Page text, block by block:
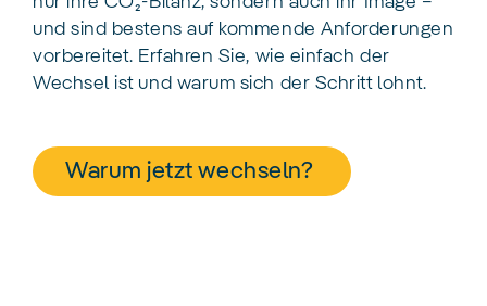
und sind bestens auf kommende Anforderungen
vorbereitet. Erfahren Sie, wie einfach der
Wechsel ist und warum sich der Schritt lohnt.
Warum jetzt wechseln?